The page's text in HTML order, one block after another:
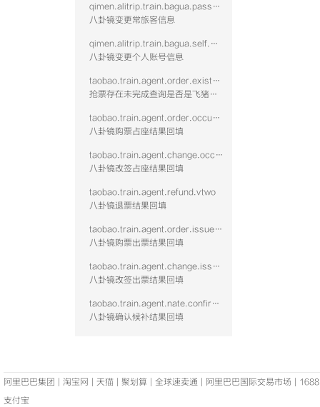
qimen.alitrip.train.bagua.passenger.modify
八卦镜变更常旅客信息
qimen.alitrip.train.bagua.self.modify
八卦镜变更个人账号信息
taobao.train.agent.order.existnotcomplete
抢票存在未完成查询是否是飞猪占座
taobao.train.agent.order.occupy.vtwo
八卦镜购票占座结果回填
taobao.train.agent.change.occupy.vtwo
八卦镜改签占座结果回填
taobao.train.agent.refund.vtwo
八卦镜退票结果回填
taobao.train.agent.order.issue.vtwo
八卦镜购票出票结果回填
taobao.train.agent.change.issue.vtwo
八卦镜改签出票结果回填
taobao.train.agent.nate.confirm.vtwo
八卦镜确认候补结果回填
阿里巴巴集团 淘宝网 天猫 聚划算 全球速卖通 阿里巴巴国际交易市场
1688
支付宝